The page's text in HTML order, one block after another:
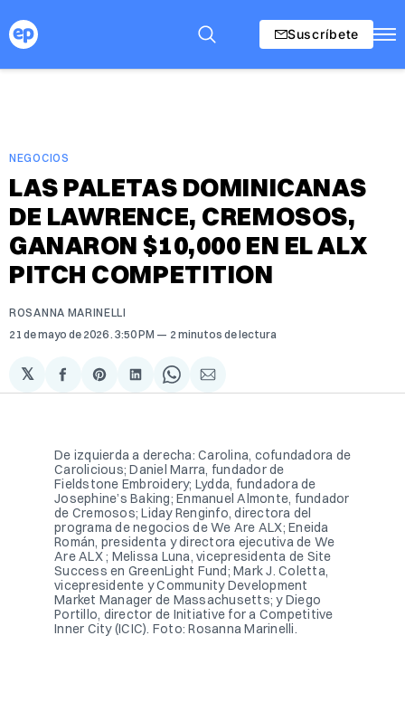
Suscríbete
NEGOCIOS
LAS PALETAS DOMINICANAS
DE LAWRENCE, CREMOSOS,
GANARON $10,000 EN EL ALX
PITCH COMPETITION
ROSANNA MARINELLI
21 de mayo de 2026 . 3:50 PM 2 minutos de lectura
𝕏
Compartir
en
Share
on
Compartir
en
Share
on
Compartir
via
De izquierda a derecha: Carolina, cofundadora de
Carolicious; Daniel Marra, fundador de
Fieldstone Embroidery; Lydda, fundadora de
Josephine’s Baking; Enmanuel Almonte, fundador
de Cremosos; Liday Renginfo, directora del
programa de negocios de We Are ALX; Eneida
Román, presidenta y directora ejecutiva de We
Are ALX ; Melissa Luna, vicepresidenta de Site
Success en GreenLight Fund; Mark J. Coletta,
vicepresidente y Community Development
Market Manager de Massachusetts; y Diego
Portillo, director de Initiative for a Competitive
Inner City (ICIC). Foto: Rosanna Marinelli.